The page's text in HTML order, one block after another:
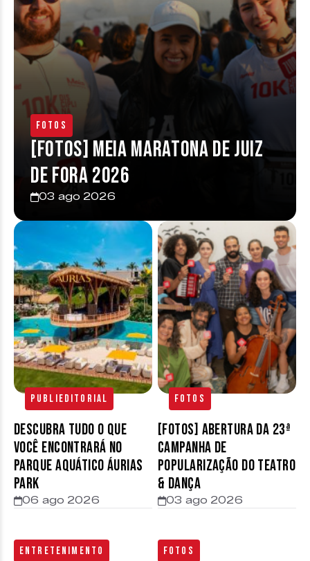
Fotos
[FOTOS] Meia Maratona de Juiz
de Fora 2026
03 ago 2026
Publieditorial
Descubra tudo o que
você encontrará no
parque aquático Áurias
Park
06 ago 2026
Entretenimento
Fotos
[FOTOS] Abertura da 23ª
Campanha de
Popularização do Teatro
& Dança
03 ago 2026
Fotos